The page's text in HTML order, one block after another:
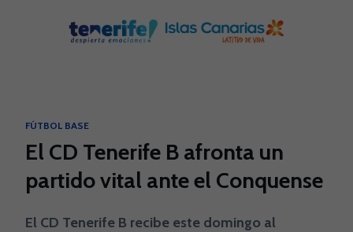
FÚTBOL BASE
El CD Tenerife B afronta un
partido vital ante el Conquense
El CD Tenerife B recibe este domingo al